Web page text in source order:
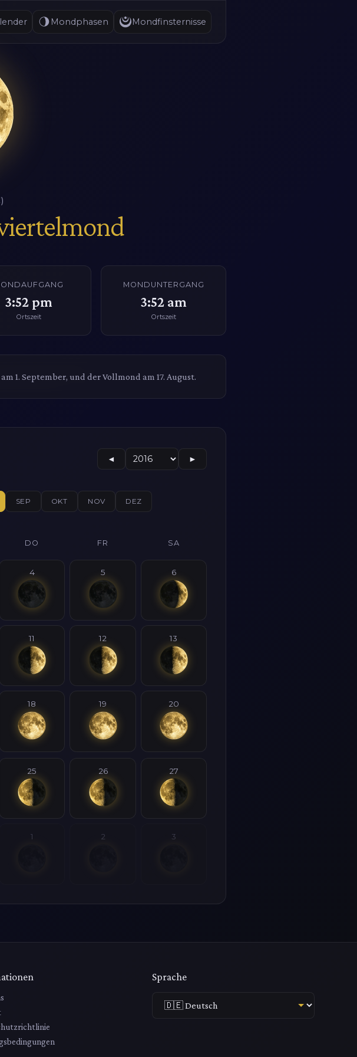
Mondphasen Mondfinsternisse
3:52 pm
Ortszeit
MONDUNTERGANG
3:52 am
Ortszeit
1. September, und der Vollmond am 17. August.
◄ ►
SEP OKT NOV DEZ
DO FR SA
4 5 6
11 12 13
18 19 20
25 26 27
1 2 3
Sprache